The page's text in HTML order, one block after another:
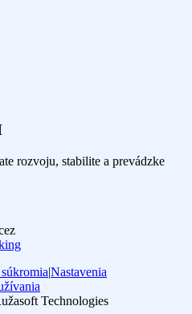
rozvoju, stabilite a prevádzke
|Nastavenia
Technologies